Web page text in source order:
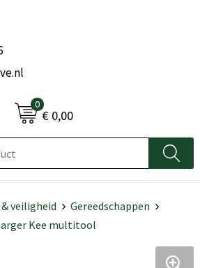
0
€ 0,00
veiligheid
Gereedschappen
Kee multitool